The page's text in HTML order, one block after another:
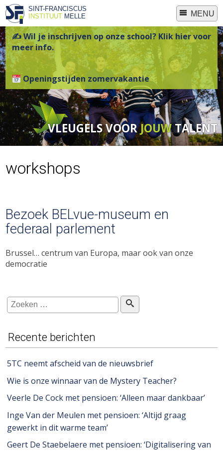
SINT-FRANCISCUS
INSTITUUTMELLE MENU
✍ Wil je inschrijven op onze school? Klik hier voor
meer info.
Openingstijden zomervakantie
VLEUGELS VOORJOUWTALENT
workshops
Bezoek BELvue-museum en
federaal parlement
Brussel… centrum van Europa, maar ook van onze
democratie
Recente berichten
5TC neemt afscheid van de nieuwsbrief
Wie is onze winnaar van de Mystery Teacher?
Veerle De Cock met pensioen: ‘Alleen maar dankbaar’
Inge Van der Meulen met pensioen: ‘Altijd graag
gewerkt in dit warme team’
Geert De Staebelaere met pensioen: ‘Digitalisering van